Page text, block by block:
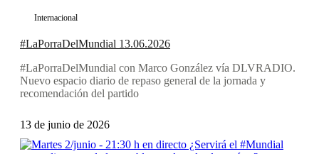
Internacional
#LaPorraDelMundial 13.06.2026
#LaPorraDelMundial con Marco González vía DLVRADIO.
Nuevo espacio diario de repaso general de la jornada y
recomendación del partido
13 de junio de 2026